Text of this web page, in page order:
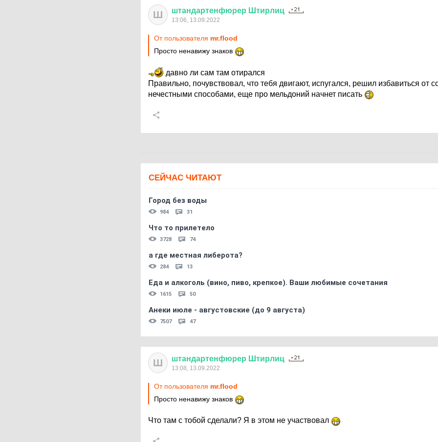
Ш штандартенфюрер Штирлиц
13:06, 13.09.2022
От пользователя mr.flood
Просто ненавижу знаков
давно ли сам там отирался
Правильно, почувствовал, что тебя двигают, испугался, решил избавиться от
нечестными способами, еще про мельдоний начнет писать
СЕЙЧАС ЧИТАЮТ
Город без воды
984 31
Что то прилетело
3728 74
а где местная либерота?
284 13
Еда и алкоголь (вино, пиво, крепкое). Ваши любимые сочетания
1615 50
Анеки июле - августовские (до 9 августа)
7507 47
Ш штандартенфюрер Штирлиц
13:08, 13.09.2022
От пользователя mr.flood
Просто ненавижу знаков
Что там с тобой сделали? Я в этом не участвовал